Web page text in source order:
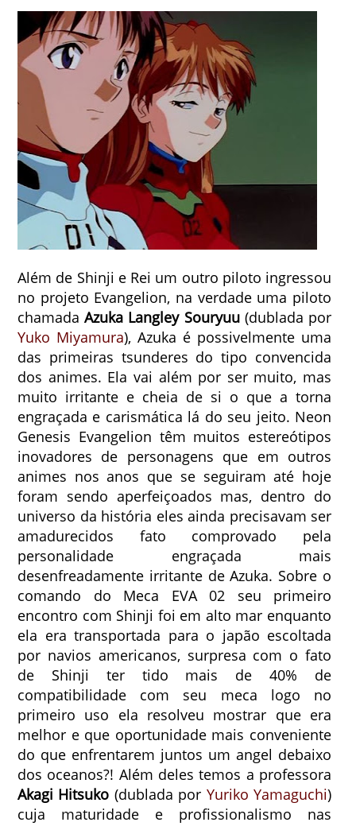
Além de Shinji e Rei um outro piloto ingressou
no projeto Evangelion, na verdade uma piloto
chamadaAzuka Langley Souryuu(dublada por
Yuko Miyamura), Azuka é possivelmente uma
das primeiras tsunderes do tipo convencida
dos animes. Ela vai além por ser muito, mas
muito irritante e cheia de si o que a torna
engraçada e carismática lá do seu jeito. Neon
Genesis Evangelion têm muitos estereótipos
inovadores de personagens que em outros
animes nos anos que se seguiram até hoje
foram sendo aperfeiçoados mas, dentro do
universo da história eles ainda precisavam ser
amadurecidos fato comprovado pela
personalidade engraçada mais
desenfreadamente irritante de Azuka. Sobre o
comando do Meca EVA 02 seu primeiro
encontro com Shinji foi em alto mar enquanto
ela era transportada para o japão escoltada
por navios americanos, surpresa com o fato
de Shinji ter tido mais de 40% de
compatibilidade com seu meca logo no
primeiro uso ela resolveu mostrar que era
melhor e que oportunidade mais conveniente
do que enfrentarem juntos um angel debaixo
dos oceanos?! Além deles temos a professora
Akagi Hitsuko (dublada por Yuriko Yamaguchi)
cuja maturidade e profissionalismo nas